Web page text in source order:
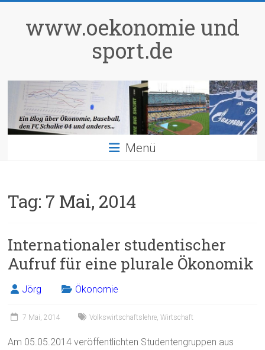
springenwww.oekonomie und
sport.de
Menü
Tag: 7 Mai, 2014
Internationaler studentischer
Aufruf für eine plurale Ökonomik
Jörg Ökonomie
7 Mai, 2014 Volkswirtschaftslehre,Wirtschaft
Am 05.05.2014 veröffentlichten Studentengruppen aus